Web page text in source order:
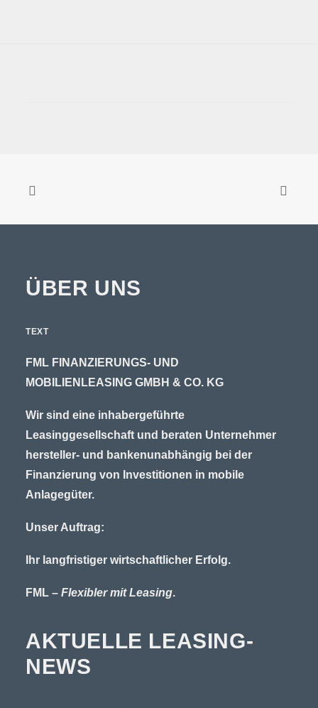
ÜBER UNS
TEXT
FML FINANZIERUNGS- UND
MOBILIENLEASING GMBH & CO. KG
Wir sind eine inhabergeführte
Leasinggesellschaft und beraten Unternehmer
hersteller- und bankenunabhängig bei der
Finanzierung von Investitionen in mobile
Anlagegüter.
Unser Auftrag:
Ihr langfristiger wirtschaftlicher Erfolg.
FML – Flexibler mit Leasing.
AKTUELLE LEASING-
NEWS